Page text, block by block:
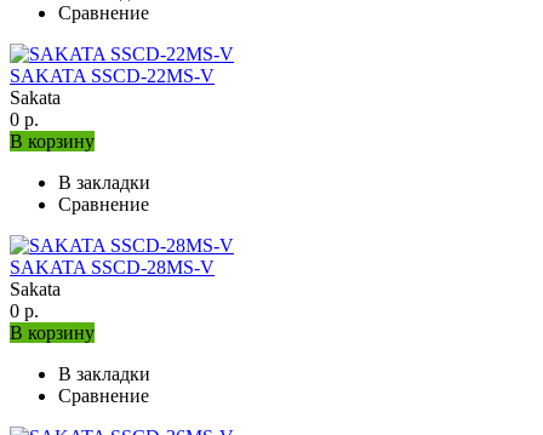
Сравнение
SAKATA SSCD-22MS-V
Sakata
0 р.
В корзину
В закладки
Сравнение
SAKATA SSCD-28MS-V
Sakata
0 р.
В корзину
В закладки
Сравнение